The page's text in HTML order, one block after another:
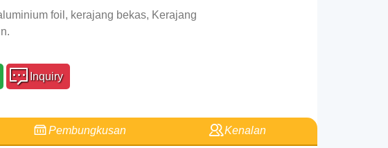
foil, kerajang bekas, Kerajang
Inquiry
Pembungkusan Kenalan